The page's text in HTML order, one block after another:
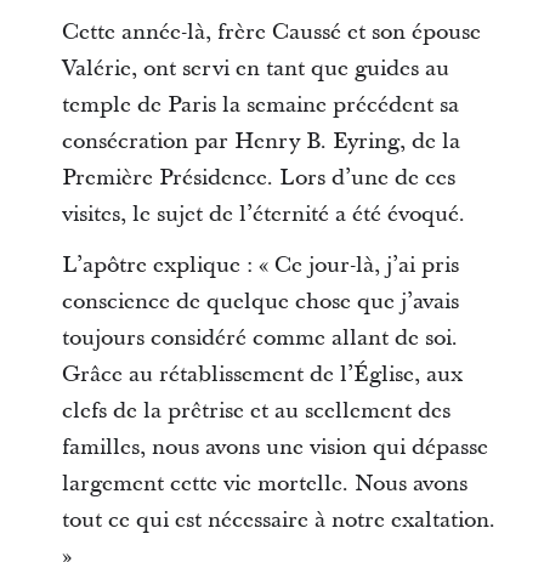
Cette année-là, frère Caussé et son épouse
Valérie, ont servi en tant que guides au
temple de Paris la semaine précédent sa
consécration par Henry B. Eyring, de la
Première Présidence. Lors d’une de ces
visites, le sujet de l’éternité a été évoqué.
L’apôtre explique : « Ce jour-là, j’ai pris
conscience de quelque chose que j’avais
toujours considéré comme allant de soi.
Grâce au rétablissement de l’Église, aux
clefs de la prêtrise et au scellement des
familles, nous avons une vision qui dépasse
largement cette vie mortelle. Nous avons
tout ce qui est nécessaire à notre exaltation.